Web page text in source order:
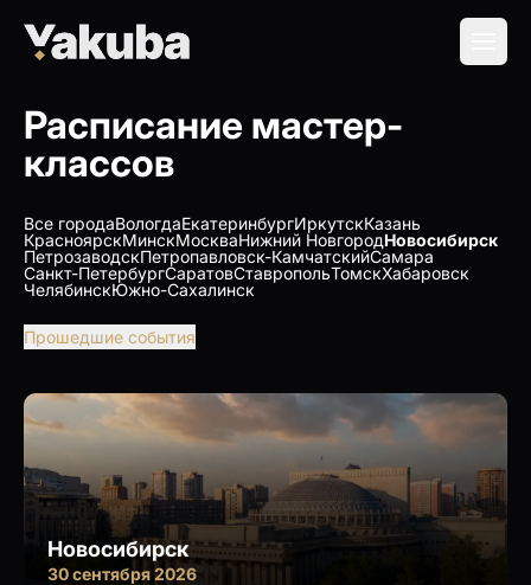
Расписание мастер-
классов
Все городаВологдаЕкатеринбургИркутскКазань
КрасноярскМинскМоскваНижний НовгородНовосибирск
ПетрозаводскПетропавловск-КамчатскийСамара
Санкт-ПетербургСаратовСтавропольТомскХабаровск
ЧелябинскЮжно-Сахалинск
Прошедшие события
Новосибирск
30 сентября 2026